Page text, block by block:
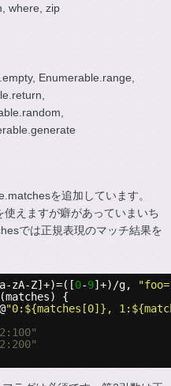
where, zip
Enumerable.range,
を追加しています。
えますが癖があっていまいち
では正規表現のマッチ結果を
zA-Z]+)=([0-9]+)/g,
(matches) {
"0:${matches[0]},